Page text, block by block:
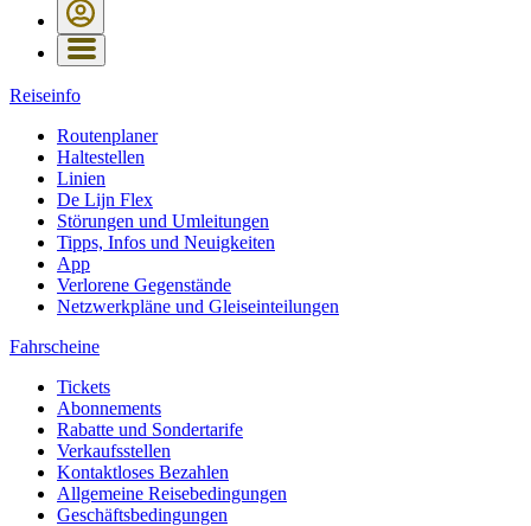
Reiseinfo
Routenplaner
Haltestellen
Linien
De Lijn Flex
Störungen und Umleitungen
Tipps, Infos und Neuigkeiten
App
Verlorene Gegenstände
Netzwerkpläne und Gleiseinteilungen
Fahrscheine
Tickets
Abonnements
Rabatte und Sondertarife
Verkaufsstellen
Kontaktloses Bezahlen
Allgemeine Reisebedingungen
Geschäftsbedingungen